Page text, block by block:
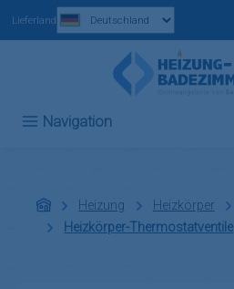
Zum Hauptinhalt springen
Lieferland
Navigation
Heizung Heizkörper
Heizkörper-Thermostatventile